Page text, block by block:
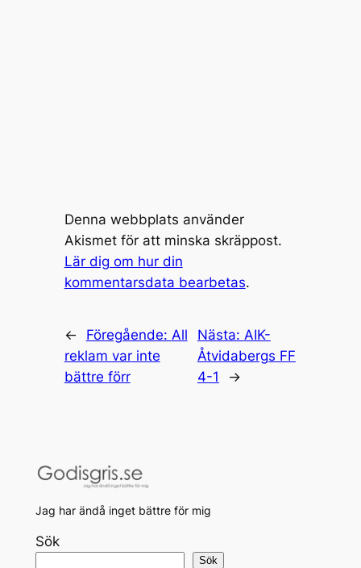
Denna webbplats använder
Akismet för att minska skräppost.
Lär dig om hur din
kommentarsdata bearbetas.
← Föregående: All
reklam var inte
bättre förr
Nästa: AIK-
Åtvidabergs FF
4-1
→
Jag har ändå inget bättre för mig
Sök
Sök